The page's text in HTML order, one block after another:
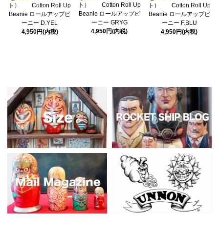
ト） Cotton Roll Up
Beanie ロールアップビ
ーニー D.YEL
4,950円(内税)
ト） Cotton Roll Up
Beanie ロールアップビ
ーニー GRYG
4,950円(内税)
ト） Cotton Roll Up
Beanie ロールアップビ
ーニー F.BLU
4,950円(内税)